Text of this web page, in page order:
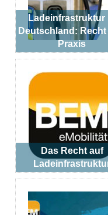
Ladeinfrastruktur
Deutschland: Recht
Praxis
Das Recht auf